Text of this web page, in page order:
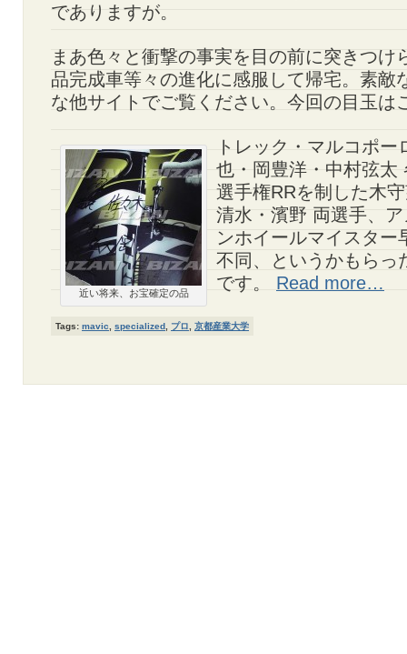
でありますが。
まあ色々と衝撃の事実を目の前に突きつけ
品完成車等々の進化に感服して帰宅。素敵
な他サイトでご覧ください。今回の目玉は
近い将来、お宝確定の品
トレック・マルコポ
也・岡豊洋・中村弦太
選手権RRを制した木
清水・濱野 両選手、
ンホイールマイスター
不同、というかもらっ
です。 Read more…
Tags: mavic specialized プロ 京都産業大学